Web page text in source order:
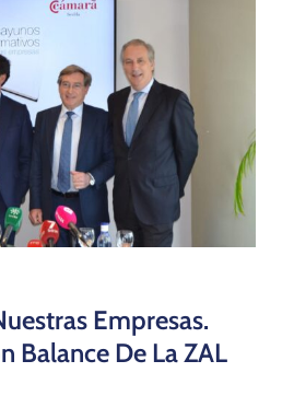
Empresas.
Balance De La ZAL